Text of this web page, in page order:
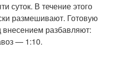
суток. В течение этого
размешивают. Готовую
разбавляют:
— 1:10.